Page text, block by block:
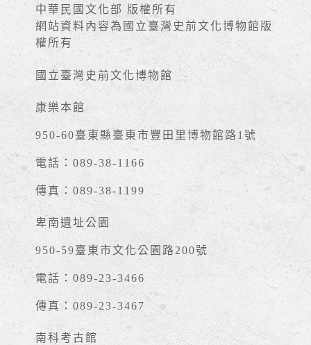
中華民國文化部 版權所有
網站資料內容為國立臺灣史前文化博物館版
權所有
國立臺灣史前文化博物館
康樂本館
950-60臺東縣臺東市豐田里博物館路1號
電話：089-38-1166
傳真：089-38-1199
卑南遺址公園
950-59臺東市文化公園路200號
電話：089-23-3466
傳真：089-23-3467
南科考古館